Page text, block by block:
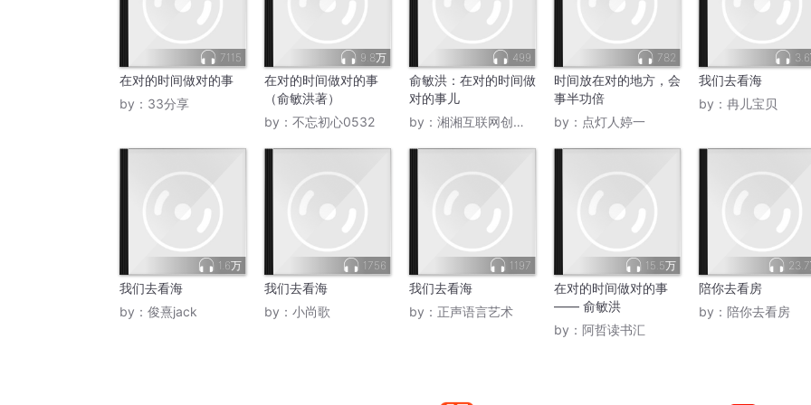
7115
在对的时间做对的事
by： 33分享
9.8万
在对的时间做对的事
（俞敏洪著）
by： 不忘初心0532
499
俞敏洪：在对的时间做
对的事儿
by： 湘湘互联网创业导师
782
时间放在对的地方，会
事半功倍
by： 点灯人婷一
我们去看海
by： 冉儿宝贝
1.6万
我们去看海
by： 俊熹jack
1756
我们去看海
by： 小尚歌
1197
我们去看海
by： 正声语言艺术
15.5万
在对的时间做对的事
—— 俞敏洪
by： 阿哲读书汇
陪你去看房
by： 陪你去看房